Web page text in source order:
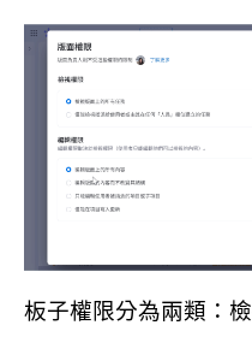
板子權限分為兩類：